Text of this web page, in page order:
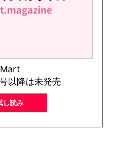
Mart
以降は未発売
し読み